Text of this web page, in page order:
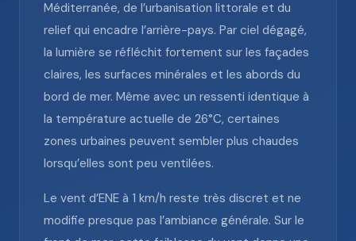
Méditerranée, de l’urbanisation littorale et du
relief qui encadre l’arrière-pays. Par ciel dégagé,
la lumière se réfléchit fortement sur les façades
claires, les surfaces minérales et les abords du
bord de mer. Même avec un ressenti identique à
la température actuelle de 26°C, certaines
zones urbaines peuvent sembler plus chaudes
lorsqu’elles sont peu ventilées.
Le vent d’ENE à 1 km/h reste très discret et ne
modifie presque pas l’ambiance générale. Sur le